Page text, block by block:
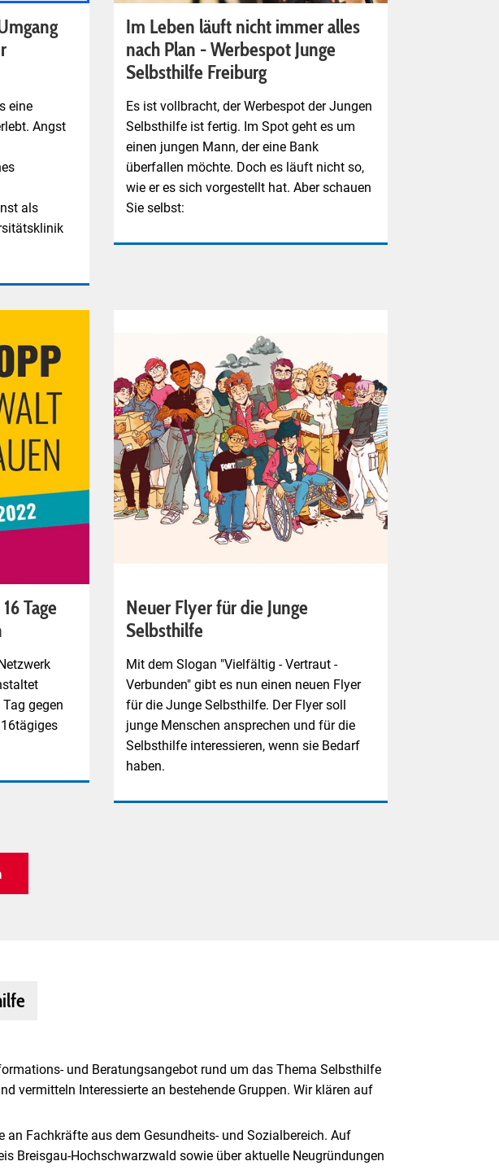
eine
Angst
als
Im Leben läuft nicht immer alles
nach Plan - Werbespot Junge
Selbsthilfe Freiburg
Es ist vollbracht, der Werbespot der Jungen
Selbsthilfe ist fertig. Im Spot geht es um
einen jungen Mann, der eine Bank
überfallen möchte. Doch es läuft nicht so,
wie er es sich vorgestellt hat. Aber schauen
Sie selbst:
Tage
gegen
Neuer Flyer für die Junge
Selbsthilfe
Mit dem Slogan "Vielfältig - Vertraut -
Verbunden" gibt es nun einen neuen Flyer
für die Junge Selbsthilfe. Der Flyer soll
junge Menschen ansprechen und für die
Selbsthilfe interessieren, wenn sie Bedarf
haben.
und Beratungsangebot rund um das Thema Selbsthilfe
vermitteln Interessierte an bestehende Gruppen. Wir klären auf
Fachkräfte aus dem Gesundheits- und Sozialbereich. Auf
Breisgau-Hochschwarzwald sowie über aktuelle Neugründungen